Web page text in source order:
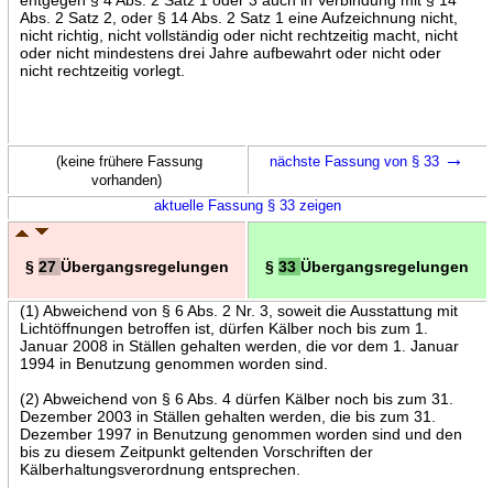
Abs. 2 Satz 2, oder § 14 Abs. 2 Satz 1 eine Aufzeichnung nicht,
nicht richtig, nicht vollständig oder nicht rechtzeitig macht, nicht
oder nicht mindestens drei Jahre aufbewahrt oder nicht oder
nicht rechtzeitig vorlegt.
(keine frühere Fassung
vorhanden)
nächste Fassung von § 33 →
aktuelle Fassung § 33 zeigen
§ 27 Übergangsregelungen § 33 Übergangsregelungen
(1) Abweichend von § 6 Abs. 2 Nr. 3, soweit die Ausstattung mit
Lichtöffnungen betroffen ist, dürfen Kälber noch bis zum 1.
Januar 2008 in Ställen gehalten werden, die vor dem 1. Januar
1994 in Benutzung genommen worden sind.
(2) Abweichend von § 6 Abs. 4 dürfen Kälber noch bis zum 31.
Dezember 2003 in Ställen gehalten werden, die bis zum 31.
Dezember 1997 in Benutzung genommen worden sind und den
bis zu diesem Zeitpunkt geltenden Vorschriften der
Kälberhaltungsverordnung entsprechen.